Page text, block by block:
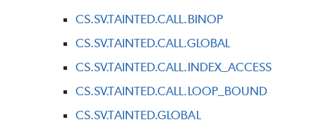
CS.SV.TAINTED.CALL.BINOP
CS.SV.TAINTED.CALL.GLOBAL
CS.SV.TAINTED.CALL.INDEX_ACCESS
CS.SV.TAINTED.CALL.LOOP_BOUND
CS.SV.TAINTED.GLOBAL